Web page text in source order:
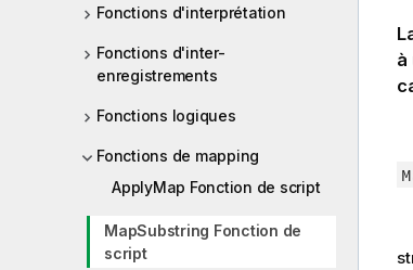
Fonctions d'interprétation
Fonctions d'inter-
enregistrements
Fonctions logiques
Fonctions de mapping
ApplyMap Fonction de script
MapSubstring Fonction de
script
à